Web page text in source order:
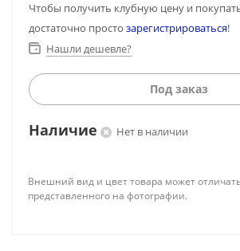
Чтобы получить клубную цену и
достаточно просто зарегистрироваться!
Нашли дешевле?
Под заказ
Наличие Нет в наличии
Внешний вид и цвет товара может
представленного на фотографии.